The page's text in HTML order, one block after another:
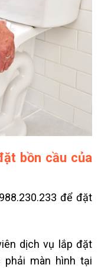
bồn cầu của
để đặt
dịch vụ lắp đặt
màn hình tại